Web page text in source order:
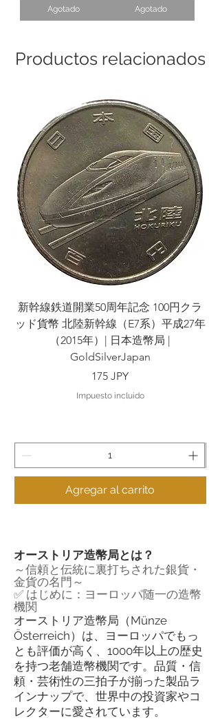
Agotado Agotado
Productos relacionados
新幹線鉄道開業50周年記念 100円クラ
ッド貨幣 北陸新幹線（E7系）平成27年
（2015年）| 日本造幣局 |
GoldSilverJapan
Precio
175 JPY
Impuesto incluido
Agregar al carrito
オーストリア造幣局とは？
～信頼と伝統に裏打ちされた銀貨・
金貨の名門～
✅ はじめに：ヨーロッパ随一の造幣
機関
オーストリア造幣局（Münze
Österreich）は、ヨーロッパでもっ
とも評価が高く、1000年以上の歴史
を持つ老舗造幣機関です。品質・信
頼・芸術性の三拍子が揃った製品ラ
インナップで、世界中の投資家やコ
レクターに愛されています。